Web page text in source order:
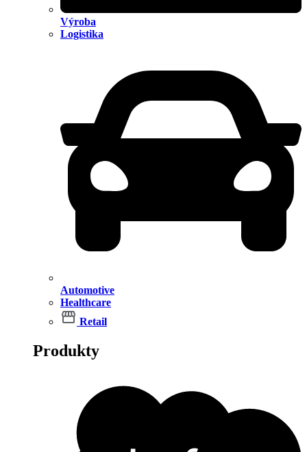
Výroba
Logistika
Automotive
Healthcare
Retail
Produkty